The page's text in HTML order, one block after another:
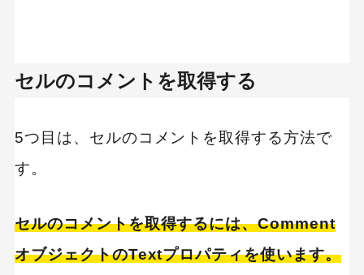
セルのコメントを取得する
5つ目は、セルのコメントを取得する方法で
す。
セルのコメントを取得するには、Comment
オブジェクトのTextプロパティを使います。